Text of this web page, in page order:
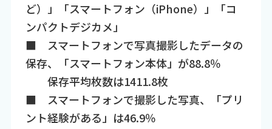
ど）」「スマートフォン（iPhone）」「コ
ンパクトデジカメ」
■ スマートフォンで写真撮影したデータの
保存、「スマートフォン本体」が88.8％
保存平均枚数は1411.8枚
■ スマートフォンで撮影した写真、「プリ
ント経験がある」は46.9％